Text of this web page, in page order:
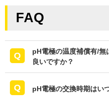
FAQ
pH電極の温度補償有/無
良いですか？
pH電極の交換時期はい